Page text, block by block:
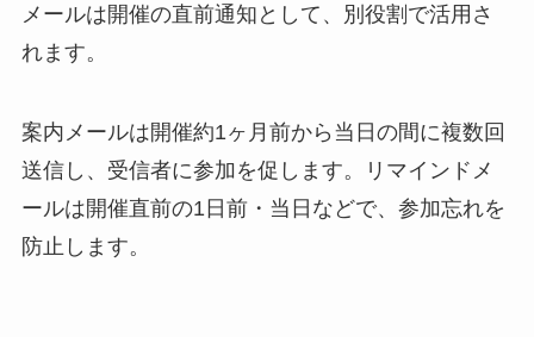
メールは開催の直前通知として、別役割で活用さ
れます。
案内メールは開催約1ヶ月前から当日の間に複数回
送信し、受信者に参加を促します。リマインドメ
ールは開催直前の1日前・当日などで、参加忘れを
防止します。